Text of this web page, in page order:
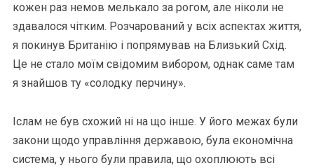
кожен раз немов мелькало за рогом, але ніколи не
здавалося чітким. Розчарований у всіх аспектах життя,
я покинув Британію і попрямував на Близький Схід.
Це не стало моїм свідомим вибором, однак саме там
я знайшов ту «солодку перчину».
Іслам не був схожий ні на що інше. У його межах були
закони щодо управління державою, була економічна
система, у нього були правила, що охоплюють всі